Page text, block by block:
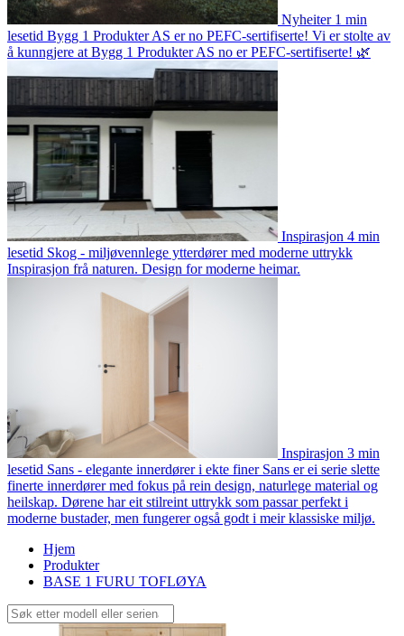
Nyheiter 1 min
lesetid Bygg 1 Produkter AS er no PEFC-sertifiserte! Vi er stolte av
å kunngjere at Bygg 1 Produkter AS no er PEFC-sertifiserte! 🌿
Inspirasjon 4 min
lesetid Skog - miljøvennlege ytterdører med moderne uttrykk
Inspirasjon frå naturen. Design for moderne heimar.
Inspirasjon 3 min
lesetid Sans - elegante innerdører i ekte finer Sans er ei serie slette
finerte innerdører med fokus på rein design, naturlege material og
heilskap. Dørene har eit stilreint uttrykk som passar perfekt i
moderne bustader, men fungerer også godt i meir klassiske miljø.
Hjem
Produkter
BASE 1 FURU TOFLØYA